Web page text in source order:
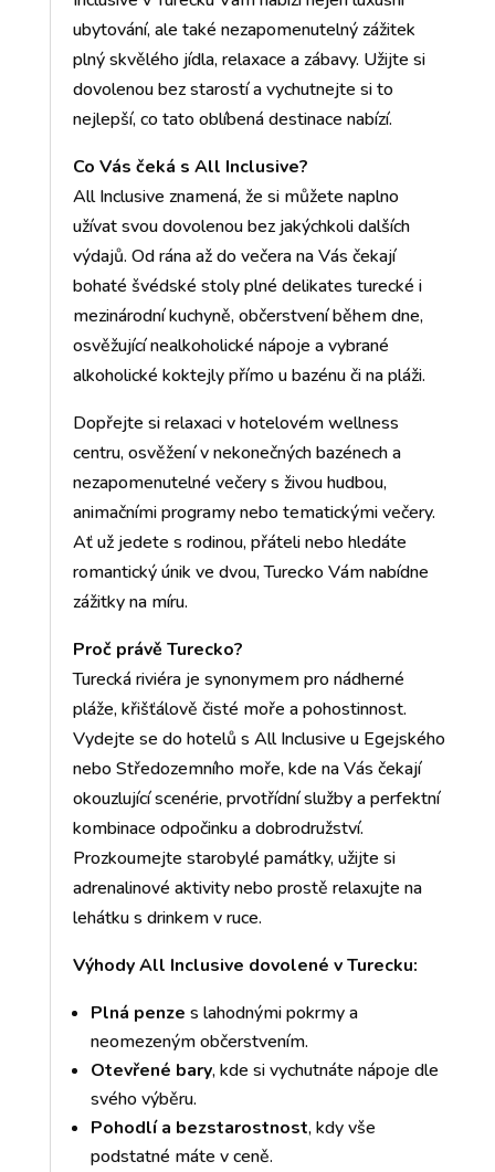
ubytování, ale také nezapomenutelný zážitek
plný skvělého jídla, relaxace a zábavy. Užijte si
dovolenou bez starostí a vychutnejte si to
nejlepší, co tato oblíbená destinace nabízí.
Co Vás čeká s All Inclusive?
All Inclusive znamená, že si můžete naplno
užívat svou dovolenou bez jakýchkoli dalších
výdajů. Od rána až do večera na Vás čekají
bohaté švédské stoly plné delikates turecké i
mezinárodní kuchyně, občerstvení během dne,
osvěžující nealkoholické nápoje a vybrané
alkoholické koktejly přímo u bazénu či na pláži.
Dopřejte si relaxaci v hotelovém wellness
centru, osvěžení v nekonečných bazénech a
nezapomenutelné večery s živou hudbou,
animačními programy nebo tematickými večery.
Ať už jedete s rodinou, přáteli nebo hledáte
romantický únik ve dvou, Turecko Vám nabídne
zážitky na míru.
Proč právě Turecko?
Turecká riviéra je synonymem pro nádherné
pláže, křišťálově čisté moře a pohostinnost.
Vydejte se do hotelů s All Inclusive u Egejského
nebo Středozemního moře, kde na Vás čekají
okouzlující scenérie, prvotřídní služby a perfektní
kombinace odpočinku a dobrodružství.
Prozkoumejte starobylé památky, užijte si
adrenalinové aktivity nebo prostě relaxujte na
lehátku s drinkem v ruce.
Výhody All Inclusive dovolené v Turecku:
Plná penze s lahodnými pokrmy a
neomezeným občerstvením.
Otevřené bary, kde si vychutnáte nápoje dle
svého výběru.
Pohodlí a bezstarostnost, kdy vše
podstatné máte v ceně.